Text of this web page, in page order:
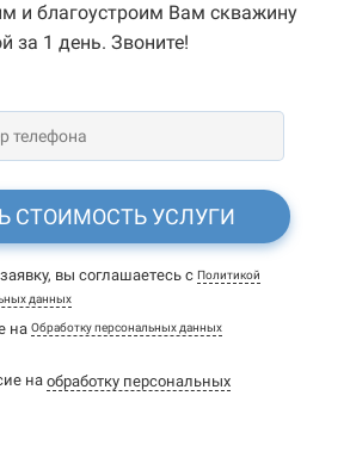
и благоустроим Вам скважину
за 1 день. Звоните!
СТОИМОСТЬ УСЛУГИ
вы соглашаетесь с Политикой
данных
на Обработку персональных данных
на обработку персональных